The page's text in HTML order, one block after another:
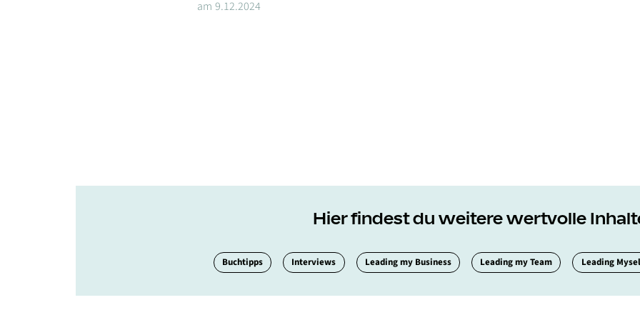
am 9.12.2024
Hier findest du weitere wertvolle
Buchtipps Interviews Leading my Business Leading my Team Leading